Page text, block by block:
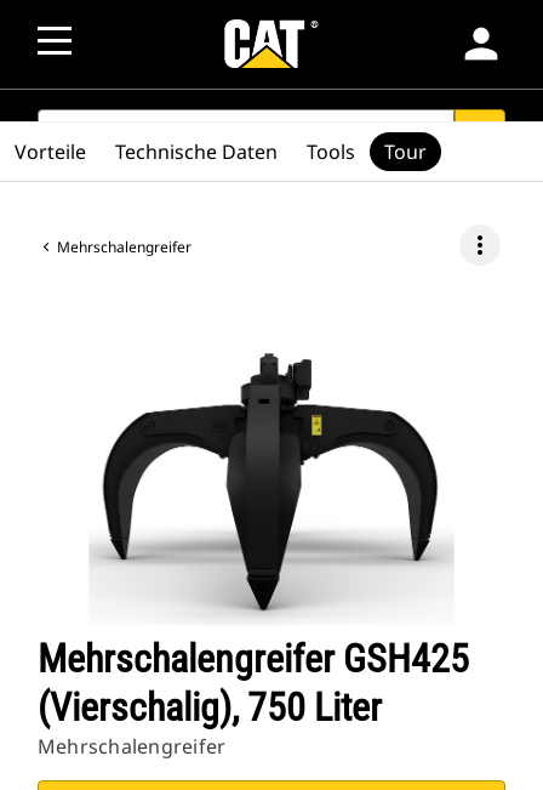
person
SEARCH
Mehrschalengreifer more_vert
Mehrschalengreifer GSH425
(vierschalig), 750 Liter
Mehrschalengreifer
Vorteile Technische Daten Tools Tour